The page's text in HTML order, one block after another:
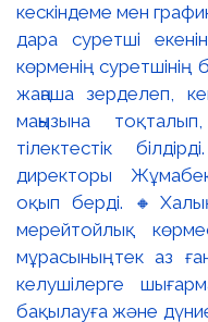
кескіндеме мен
дара суретші
көрменің
жаңаша зерделеп,
маңызына
тілектестік
директоры
оқып берді.
мерейтойлық
мұрасының тек аз
келушілерге
бақылауға және